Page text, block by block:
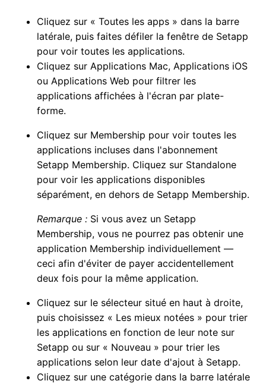
Cliquez sur « Toutes les apps » dans la barre
latérale, puis faites défiler la fenêtre de Setapp
pour voir toutes les applications.
Cliquez sur Applications Mac, Applications iOS
ou Applications Web pour filtrer les
applications affichées à l'écran par plate-
forme.
Cliquez sur Membership pour voir toutes les
applications incluses dans l'abonnement
Setapp Membership. Cliquez sur Standalone
pour voir les applications disponibles
séparément, en dehors de Setapp Membership.
Remarque : Si vous avez un Setapp
Membership, vous ne pourrez pas obtenir une
application Membership individuellement —
ceci afin d'éviter de payer accidentellement
deux fois pour la même application.
Cliquez sur le sélecteur situé en haut à droite,
puis choisissez « Les mieux notées » pour trier
les applications en fonction de leur note sur
Setapp ou sur « Nouveau » pour trier les
applications selon leur date d'ajout à Setapp.
Cliquez sur une catégorie dans la barre latérale